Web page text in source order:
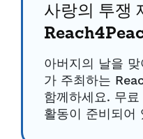
사랑의 투쟁
아버지의 날을
가 주최하는
함께하세요. 무
활동이 준비되어